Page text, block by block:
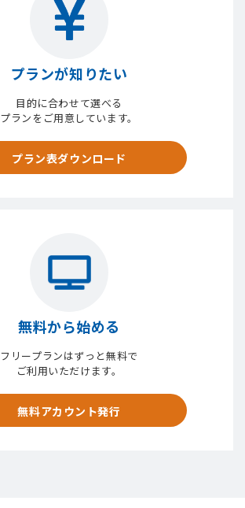
プランが知りたい
目的に合わせて選べる
プランをご用意しています。
プラン表ダウンロード
無料から始める
フリープランはずっと無料で
ご利用いただけます。
無料アカウント発行